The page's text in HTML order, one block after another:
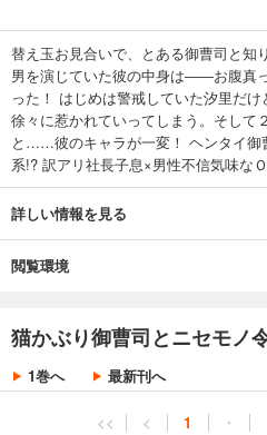
替え玉お見合いで、とある御曹司と知
男を演じていた彼の中身は――お腹真
った！ はじめは警戒していた汐里だけ
徐々に惹かれていってしまう。そして
と……彼のキャラが一変！ ヘンタイ御
系!? 訳アリ社長子息×男性不信気味な
詳しい情報を見る
閲覧環境
猫かぶり御曹司とニセモノ
1巻へ 最新刊へ
<< < 1 ・